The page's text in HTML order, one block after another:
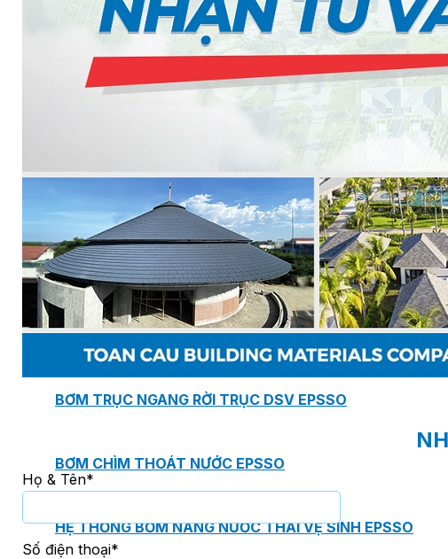
Bơm Epsso
BƠM TRỤC ĐỨNG ĐƠN TẦNG CÁNH INLINE DP EPSSO
BƠM TRỤC ĐỨNG ĐA TẦNG CÁNH EPSSO
BƠM TRỤC NGANG ĐA TẦNG CÁNH EPSSO
BƠM TRỤC NGANG RỜI TRỤC DSV EPSSO
BƠM CHÌM THOÁT NƯỚC EPSSO
HỆ THỐNG BƠM NÂNG NƯỚC THẢI VỆ SINH EPSSO
Họ & Tên*
Số điện thoại*